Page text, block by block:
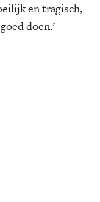
en tragisch,
doen.’